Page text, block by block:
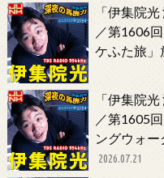
「伊集院
／第1606
ケふた旅」
「伊集院
／第1605
ングウォ
2026.07.21